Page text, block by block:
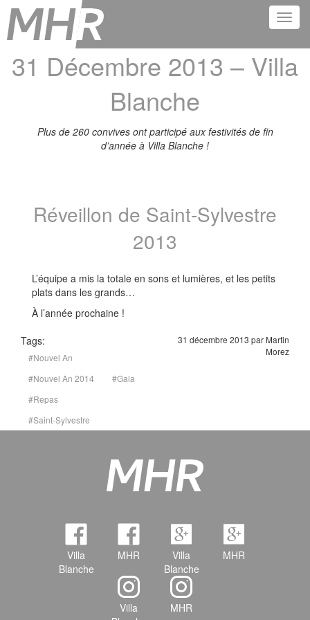
31 Décembre 2013 – Villa
Blanche
Plus de 260 convives ont participé aux festivités de fin
d’année à Villa Blanche !
Réveillon de Saint-Sylvestre
2013
L’équipe a mis la totale en sons et lumières, et les petits
plats dans les grands…
À l’année prochaine !
Tags:
#Nouvel An
#Nouvel An 2014
#Gala
#Repas
#Saint-Sylvestre
31 décembre 2013 par Martin
Morez
Villa
Blanche
MHR
Villa
Blanche
MHR
Villa
MHR